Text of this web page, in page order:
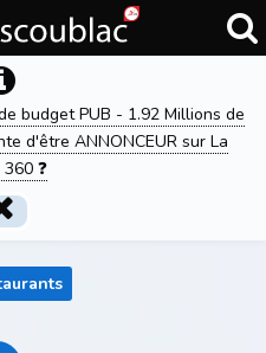
budget PUB - 1.92 Millions de
d'être ANNONCEUR sur La
❓